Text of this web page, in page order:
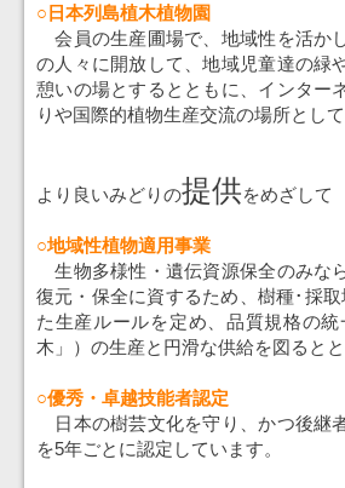
○日本列島植木植物園
会員の生産圃場で、地域性を活か
の人々に開放して、地域児童達の緑
憩いの場とするとともに、インター
りや国際的植物生産交流の場所とし
より良いみどりの提供をめざして
○地域性植物適用事業
生物多様性・遺伝資源保全のみな
復元・保全に資するため、樹種･採
た生産ルールを定め、品質規格の
木」）の生産と円滑な供給を図ると
○優秀・卓越技能者認定
日本の樹芸文化を守り、かつ後継
を5年ごとに認定しています。